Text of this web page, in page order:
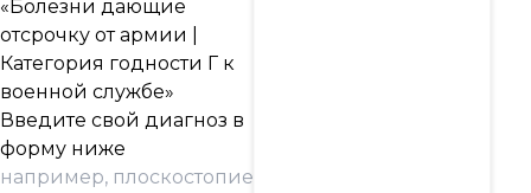
«Болезни дающие
отсрочку от армии |
Категория годности Г к
военной службе»
Введите свой диагноз в
форму ниже